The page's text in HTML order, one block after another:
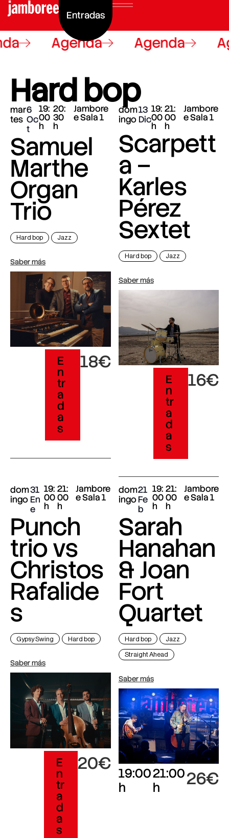
Entradas
Agenda Agenda
Hard bop
mar
tes
6
Oc
t
19:
00
h
20:
30
h
Jambore
e Sala 1
Samuel
Marthe
Organ
Trio
Hard bop Jazz
Saber más
E
n
tr
a
d
a
s
18€
dom
ingo
13
Dic
19:
00
h
21:
00
h
Jambore
e Sala 1
Scarpett
a –
Karles
Pérez
Sextet
Hard bop Jazz
Saber más
E
n
tr
a
d
a
s
16€
dom
ingo
31
En
e
19:
00
h
21:
00
h
Jambore
e Sala 1
Punch
trio vs
Christos
Rafalide
s
Gypsy Swing Hard bop
Saber más
E
n
tr
a
d
a
s
20€
dom
ingo
21
Fe
b
19:
00
h
21:
00
h
Jambore
e Sala 1
Sarah
Hanahan
& Joan
Fort
Quartet
Hard bop Jazz
Straight Ahead
Saber más
19:00
h
21:00
h
26€